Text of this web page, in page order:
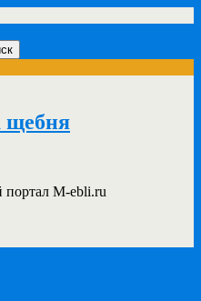
щебня
M-ebli.ru